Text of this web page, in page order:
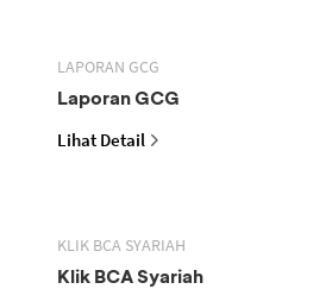
LAPORAN GCG
Laporan GCG
Lihat Detail
KLIK BCA SYARIAH
Klik BCA Syariah